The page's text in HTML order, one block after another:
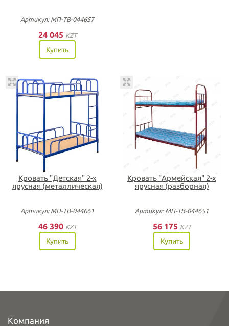
Артикул: МП-ТВ-044657
24 045 KZT
Купить
Кровать "Детская" 2-х
ярусная (металлическая)
Артикул: МП-ТВ-044661
46 390 KZT
Купить
Кровать "Армейская" 2-х
ярусная (разборная)
Артикул: МП-ТВ-044651
56 175 KZT
Купить
Компания